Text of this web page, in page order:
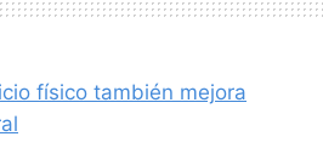
físico también mejora